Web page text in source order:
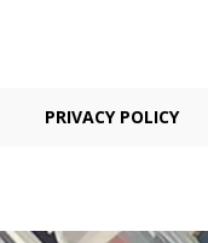
PRIVACY POLICY